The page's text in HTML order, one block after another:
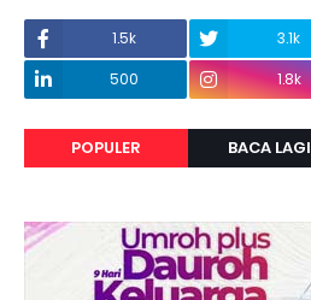
1.5k 3.1k
500
1.8k
POPULER BACA LAGI